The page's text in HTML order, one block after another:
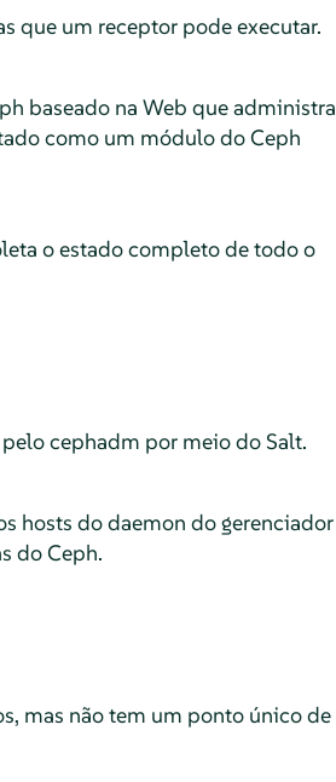
que um receptor pode executar.
baseado na Web que administra
como um módulo do Ceph
o estado completo de todo o
cephadm por meio do Salt.
hosts do daemon do gerenciador
do Ceph.
mas não tem um ponto único de